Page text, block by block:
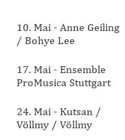
10. Mai - Anne Geiling
/ Bohye Lee
17. Mai - Ensemble
ProMusica Stuttgart
24. Mai - Kutsan /
Völlmy / Völlmy